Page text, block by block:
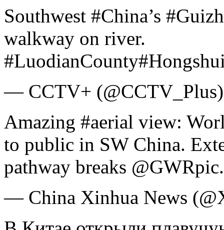
Southwest #China’s
walkway on river.
— CCTV+ (@CCTV_Plus)
Amazing #aerial view:
to public in SW China.
pathway breaks
— China Xinhua News